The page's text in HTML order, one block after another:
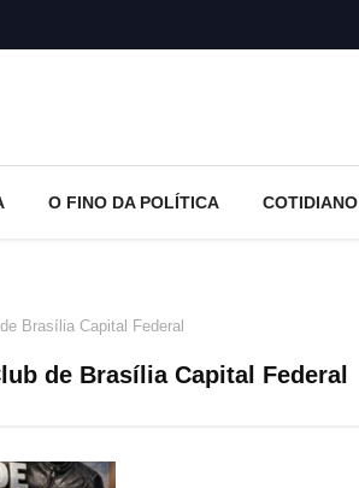
O FINO DA POLÍTICA COTIDIANO
Brasília Capital Federal
de Brasília Capital Federal